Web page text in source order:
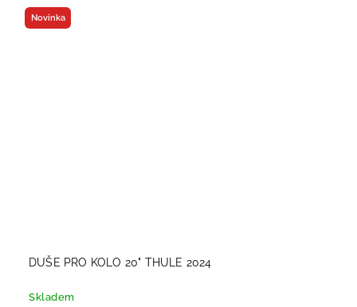
Novinka
DUŠE PRO KOLO 20" THULE 2024
Skladem